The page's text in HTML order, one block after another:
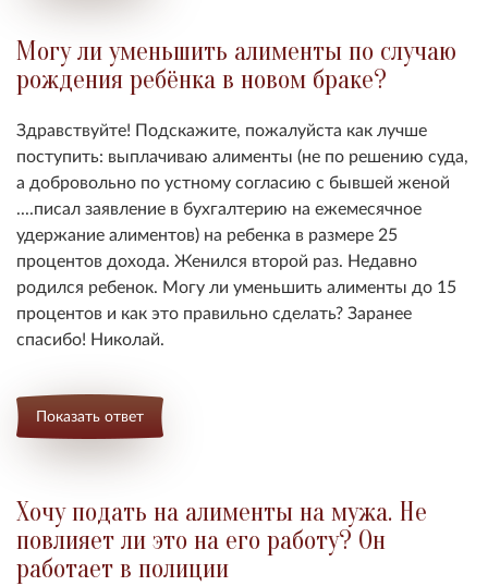
Могу ли уменьшить алименты по случаю
рождения ребёнка в новом браке?
Здравствуйте! Подскажите, пожалуйста как лучше
поступить: выплачиваю алименты (не по решению суда,
а добровольно по устному согласию с бывшей женой
....писал заявление в бухгалтерию на ежемесячное
удержание алиментов) на ребенка в размере 25
процентов дохода. Женился второй раз. Недавно
родился ребенок. Могу ли уменьшить алименты до 15
процентов и как это правильно сделать? Заранее
спасибо! Николай.
Показать ответ
Хочу подать на алименты на мужа. Не
повлияет ли это на его работу? Он
работает в полиции